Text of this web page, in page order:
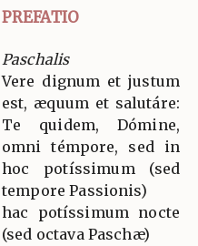
PREFATIO
Paschalis
Vere dignum et justum
est, æquum et salutáre:
Te quidem, Dómine,
omni témpore, sed in
hoc potíssimum (sed
tempore Passionis)
hac potíssimum nocte
(sed octava Paschæ)